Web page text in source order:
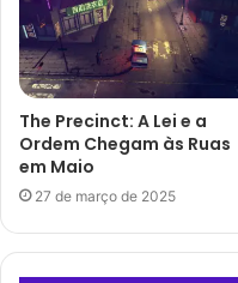
The Precinct: A Lei e a
Ordem Chegam às Ruas
em Maio
27 de março de 2025